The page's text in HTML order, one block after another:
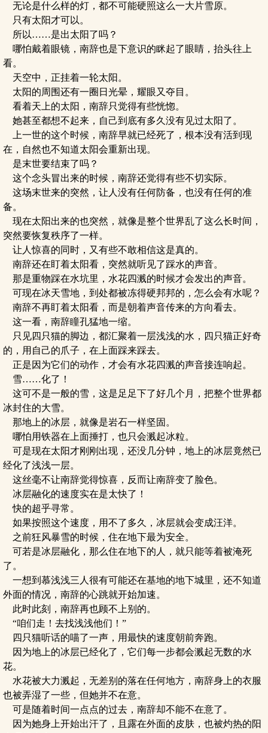
无论是什么样的灯，都不可能硬照这么一大片雪原。
只有太阳才可以。
所以……是出太阳了吗？
哪怕戴着眼镜，南辞也是下意识的眯起了眼睛，抬头往上
看。
天空中，正挂着一轮太阳。
太阳的周围还有一圈日光晕，耀眼又夺目。
看着天上的太阳，南辞只觉得有些恍惚。
她甚至都想不起来，自己到底有多久没有见过太阳了。
上一世的这个时候，南辞早就已经死了，根本没有活到现
在，自然也不知道太阳会重新出现。
是末世要结束了吗？
这个念头冒出来的时候，南辞还觉得有些不切实际。
这场末世来的突然，让人没有任何防备，也没有任何的准
备。
现在太阳出来的也突然，就像是整个世界乱了这么长时间，
突然要恢复秩序了一样。
让人惊喜的同时，又有些不敢相信这是真的。
南辞还在盯着太阳看，突然就听见了踩水的声音。
那是重物踩在水坑里，水花四溅的时候才会发出的声音。
可现在冰天雪地，到处都被冻得硬邦邦的，怎么会有水呢？
南辞不再盯着太阳看，而是朝着声音传来的方向看去。
这一看，南辞瞳孔猛地一缩。
只见四只猫的脚边，都汇聚着一层浅浅的水，四只猫正好奇
的，用自己的爪子，在上面踩来踩去。
正是因为它们的动作，才会有水花四溅的声音接连响起。
雪……化了！
这可不是一般的雪，这是足足下了好几个月，把整个世界都
冰封住的大雪。
那地上的冰层，就像是岩石一样坚固。
哪怕用铁器在上面捶打，也只会溅起冰粒。
可是现在太阳才刚刚出现，还没几分钟，地上的冰层竟然已
经化了浅浅一层。
这丝毫不让南辞觉得惊喜，反而让南辞变了脸色。
冰层融化的速度实在是太快了！
快的超乎寻常。
如果按照这个速度，用不了多久，冰层就会变成汪洋。
之前狂风暴雪的时候，住在地下最为安全。
可若是冰层融化，那么住在地下的人，就只能等着被淹死
了。
一想到慕浅浅三人很有可能还在基地的地下城里，还不知道
外面的情况，南辞的心跳就开始加速。
此时此刻，南辞再也顾不上别的。
“咱们走！去找浅浅他们！”
四只猫听话的喵了一声，用最快的速度朝前奔跑。
因为地上的冰层已经化了，它们每一步都会溅起无数的水
花。
水花被大力溅起，无差别的落在任何地方，南辞身上的衣服
也被弄湿了一些，但她并不在意。
可是随着时间一点点的过去，南辞却不能不在意了。
因为她身上开始出汗了，且露在外面的皮肤，也被灼热的阳